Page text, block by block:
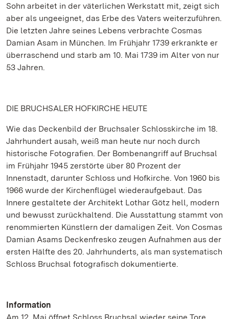
Sohn arbeitet in der väterlichen Werkstatt mit, zeigt sich
aber als ungeeignet, das Erbe des Vaters weiterzuführen.
Die letzten Jahre seines Lebens verbrachte Cosmas
Damian Asam in München. Im Frühjahr 1739 erkrankte er
überraschend und starb am 10. Mai 1739 im Alter von nur
53 Jahren.
DIE BRUCHSALER HOFKIRCHE HEUTE
Wie das Deckenbild der Bruchsaler Schlosskirche im 18.
Jahrhundert ausah, weiß man heute nur noch durch
historische Fotografien. Der Bombenangriff auf Bruchsal
im Frühjahr 1945 zerstörte über 80 Prozent der
Innenstadt, darunter Schloss und Hofkirche. Von 1960 bis
1966 wurde der Kirchenflügel wiederaufgebaut. Das
Innere gestaltete der Architekt Lothar Götz hell, modern
und bewusst zurückhaltend. Die Ausstattung stammt von
renommierten Künstlern der damaligen Zeit. Von Cosmas
Damian Asams Deckenfresko zeugen Aufnahmen aus der
ersten Hälfte des 20. Jahrhunderts, als man systematisch
Schloss Bruchsal fotografisch dokumentierte.
Information